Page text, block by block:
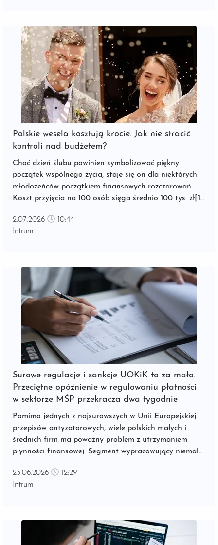
Polskie wesela kosztują krocie. Jak nie stracić
kontroli nad budżetem?
Choć dzień ślubu powinien symbolizować piękny
początek wspólnego życia, staje się on dla niektórych
młodożeńców początkiem finansowych rozczarowań.
Koszt przyjęcia na 100 osób sięga średnio 100 tys. zł[1],
wyzwanie. ...
2.07.2026
10:44
Intrum
Surowe regulacje i sankcje UOKiK to za mało.
Przeciętne opóźnienie w regulowaniu płatności
w sektorze MŚP przekracza dwa tygodnie
Pomimo jednych z najsurowszych w Unii Europejskiej
przepisów antyzatorowych, wiele polskich małych i
średnich firm ma poważny problem z utrzymaniem
płynności finansowej. Segment wypracowujący niemal
prawie siedem milionów pracowników[1] stale walczy o
utrzymanie się na powierzchni, a opóźnienia w
25.06.2026
12:29
Intrum